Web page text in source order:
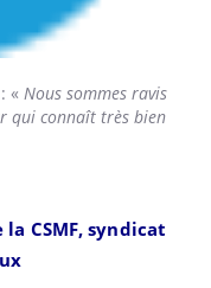
« Nous sommes ravis
qui connaît très bien
CSMF, syndicat